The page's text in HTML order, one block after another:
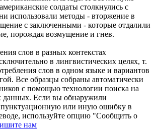
солдаты столкнулись с
использовали методы - вторжение в
с заключенными - которые отдалили
порождая возмущение и гнев.
слов в разных контекстах
в лингвистических целях, т.
слов в одном языке и вариантов
Все образцы собраны автоматически
с помощью технологии поиска на
данных. Если вы обнаружили
или иную ошибку в
используйте опцию "Сообщить о
нам